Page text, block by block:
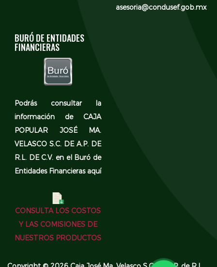
asesoria@condusef.gob.mx
BURÓ DE ENTIDADES
FINANCIERAS
Podrás consultar la
información de CAJA
POPULAR JOSÉ MA.
VELASCO S.C. DE A.P. DE
R.L. DE C.V. en el Buró de
Entidades Financieras aquí
CONSULTA LOS COSTOS
Y LAS COMISIONES DE
NUESTROS PRODUCTOS